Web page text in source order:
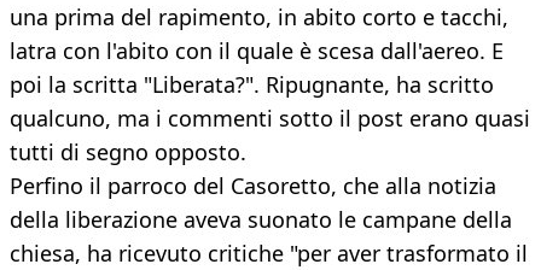
una prima del rapimento, in abito corto e tacchi,
latra con l'abito con il quale è scesa dall'aereo. E
poi la scritta "Liberata?". Ripugnante, ha scritto
qualcuno, ma i commenti sotto il post erano quasi
tutti di segno opposto.
Perfino il parroco del Casoretto, che alla notizia
della liberazione aveva suonato le campane della
chiesa, ha ricevuto critiche "per aver trasformato il